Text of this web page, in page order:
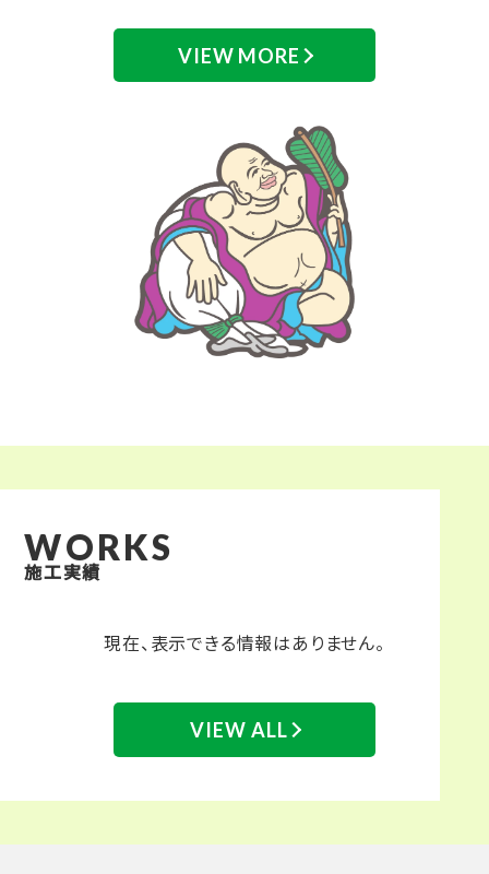
VIEW MORE
施工実績
WORKS
VIEW ALL
現在、表示できる情報はありません。